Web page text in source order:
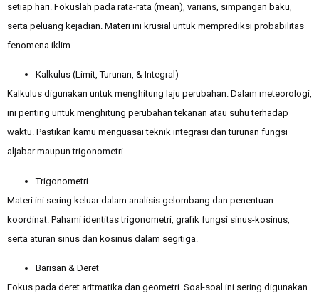
setiap hari. Fokuslah pada rata-rata (mean), varians, simpangan baku,
serta peluang kejadian. Materi ini krusial untuk memprediksi probabilitas
fenomena iklim.
Kalkulus (Limit, Turunan, & Integral)
Kalkulus digunakan untuk menghitung laju perubahan. Dalam meteorologi,
ini penting untuk menghitung perubahan tekanan atau suhu terhadap
waktu. Pastikan kamu menguasai teknik integrasi dan turunan fungsi
aljabar maupun trigonometri.
Trigonometri
Materi ini sering keluar dalam analisis gelombang dan penentuan
koordinat. Pahami identitas trigonometri, grafik fungsi sinus-kosinus,
serta aturan sinus dan kosinus dalam segitiga.
Barisan & Deret
Fokus pada deret aritmatika dan geometri. Soal-soal ini sering digunakan